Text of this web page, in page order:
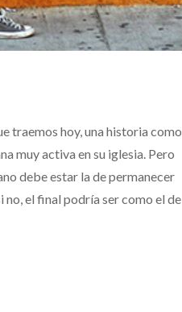
traemos hoy, una historia como
muy activa en su iglesia. Pero
debe estar la de permanecer
no, el final podría ser como el de